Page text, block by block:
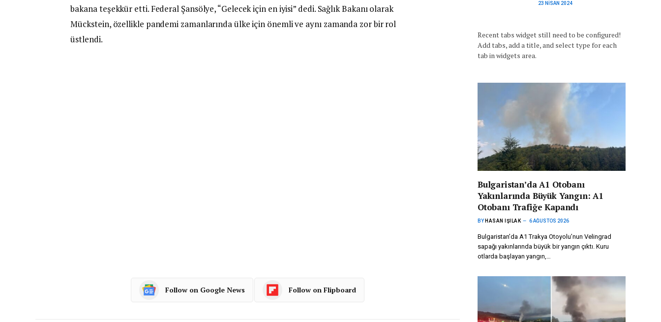
bakana teşekkür etti. Federal Şansölye, “Gelecek için en iyisi” dedi. Sağlık Bakanı olarak
Mückstein, özellikle pandemi zamanlarında ülke için önemli ve aynı zamanda zor bir rol
üstlendi.
Follow on Google News Follow on Flipboard
23 NISAN 2024
Recent tabs widget still need to be configured!
Add tabs, add a title, and select type for each
tab in widgets area.
Bulgaristan’da A1 Otobanı
Yakınlarında Büyük Yangın: A1
Otobanı Trafiğe Kapandı
BY HASAN IŞILAK 6 AĞUSTOS 2026
Bulgaristan’da A1 Trakya Otoyolu’nun Velingrad
sapağı yakınlarında büyük bir yangın çıktı. Kuru
otlarda başlayan yangın,…